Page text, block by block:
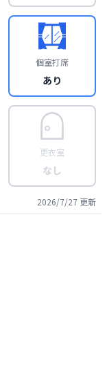
個室打席
あり
更衣室
なし
2026/7/27 更新